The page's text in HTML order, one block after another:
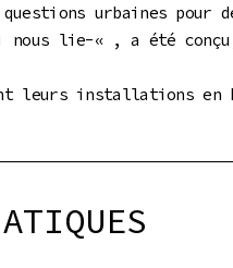
urbaines
lie-« , a été conçu,
leurs installations en